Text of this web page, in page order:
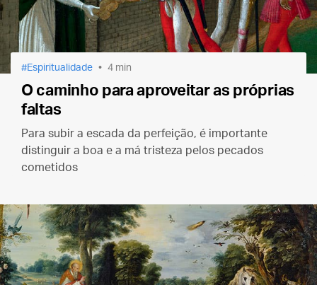
Espiritualidade 4 min
O caminho para aproveitar as próprias
faltas
Para subir a escada da perfeição, é importante
distinguir a boa e a má tristeza pelos pecados
cometidos